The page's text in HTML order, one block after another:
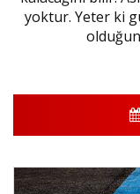
yoktur. Yeter ki